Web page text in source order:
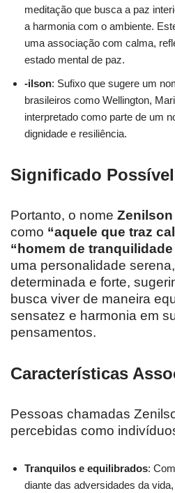
meditação que busca a paz
a harmonia com o ambiente.
uma associação com calma,
estado mental de paz.
-ilson: Sufixo que sugere um
brasileiros como Wellington,
interpretado como parte de um
dignidade e resiliência.
Significado Possível
Portanto, o nome Zenilson
como “aquele que traz
“homem de tranquilidade
uma personalidade
determinada e forte,
busca viver de maneira
sensatez e harmonia em
pensamentos.
Características
Pessoas chamadas
percebidas como
Tranquilos e equilibrados:
diante das adversidades da